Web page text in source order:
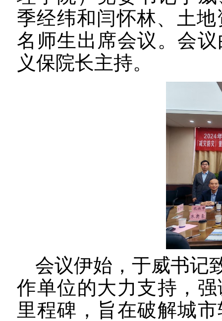
季经纬和闫怀林、土
名师生出席会议。会
义保院长主持。
会议伊始 ，于威书记
作单位的大力支持，
里程碑，旨在破解城